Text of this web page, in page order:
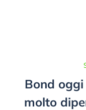
Bond
molto